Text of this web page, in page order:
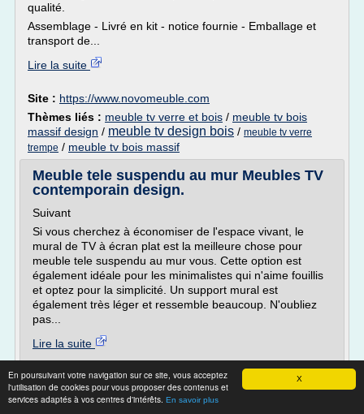
X
En poursuivant votre navigation sur ce site, vous acceptez
l'utilisation de cookies pour vous proposer des contenus et
services adaptés à vos centres d'intérêts. En savoir plus
qualité.
Assemblage - Livré en kit - notice fournie - Emballage et
transport de...
Lire la suite
Site : https://www.novomeuble.com
Thèmes liés : meuble tv verre et bois / meuble tv bois
massif design / meuble tv design bois / meuble tv verre
trempe / meuble tv bois massif
Meuble tele suspendu au mur Meubles TV
contemporain design.
Suivant
Si vous cherchez à économiser de l'espace vivant, le
mural de TV à écran plat est la meilleure chose pour
meuble tele suspendu au mur vous. Cette option est
également idéale pour les minimalistes qui n'aime fouillis
et optez pour la simplicité. Un support mural est
également très léger et ressemble beaucoup. N'oubliez
pas...
Lire la suite
Site :http://fs-inspire.ak3.ovh
Thèmes liés :meuble tv ecran plat suspendu